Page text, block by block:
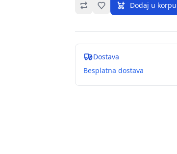
OmiljenoDodaj u korpu
Dostava
Besplatna dostava